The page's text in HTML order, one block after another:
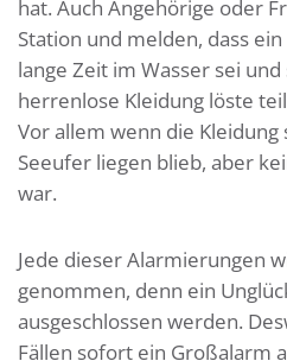
hat. Auch Angehörige oder
Station und melden, dass
lange Zeit im Wasser sei
herrenlose Kleidung löste
Vor allem wenn die Kleidung
Seeufer liegen blieb, aber
war.
Jede dieser Alarmierungen
genommen, denn ein
ausgeschlossen werden.
Fällen sofort ein Großalarm